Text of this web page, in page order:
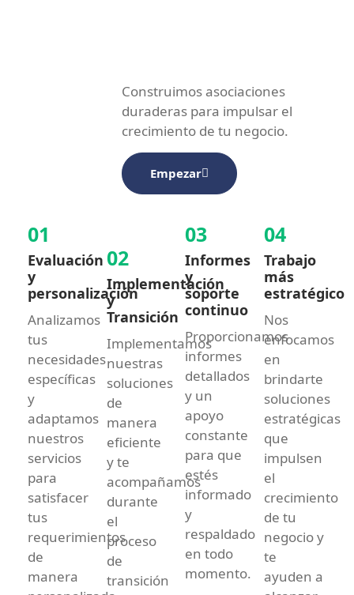
Construimos asociaciones
duraderas para impulsar el
crecimiento de tu negocio.
Empezar
01
Evaluación
y
personalización
Analizamos
tus
necesidades
específicas
y
adaptamos
nuestros
servicios
para
satisfacer
tus
requerimientos
de
manera
02
Implementación
y
Transición
Implementamos
nuestras
soluciones
de
manera
eficiente
y te
acompañamos
durante
el
proceso
de
transición
03
Informes
y
soporte
continuo
Proporcionamos
informes
detallados
y un
apoyo
constante
para que
estés
informado
y
respaldado
en todo
momento.
04
Trabajo
más
estratégico
Nos
enfocamos
en
brindarte
soluciones
estratégicas
que
impulsen
el
crecimiento
de tu
negocio y
te
ayuden a